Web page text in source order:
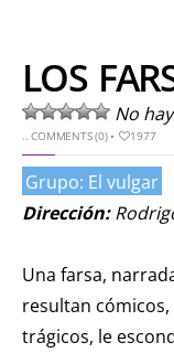
LOS
No
..COMMENTS (0)• 1977
Grupo: El vulgar
Dirección:
Una farsa,
resultan
trágicos, le